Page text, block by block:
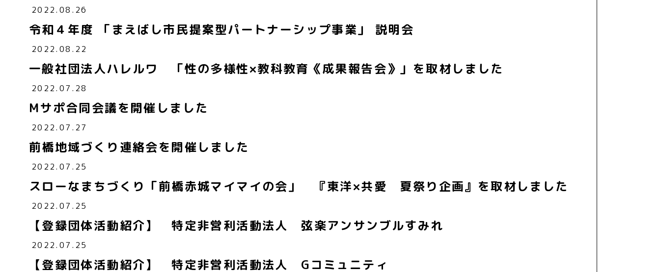
2022.08.26
令和４年度 「まえばし市民提案型パートナーシップ事業」 説明会
2022.08.22
一般社団法人ハレルワ 「性の多様性×教科教育《成果報告会》」を取材しました
2022.07.28
Mサポ合同会議を開催しました
2022.07.27
前橋地域づくり連絡会を開催しました
2022.07.25
スローなまちづくり「前橋赤城マイマイの会」 『東洋×共愛 夏祭り企画』を取材しました
2022.07.25
【登録団体活動紹介】 特定非営利活動法人 弦楽アンサンブルすみれ
2022.07.25
【登録団体活動紹介】 特定非営利活動法人 Gコミュニティ